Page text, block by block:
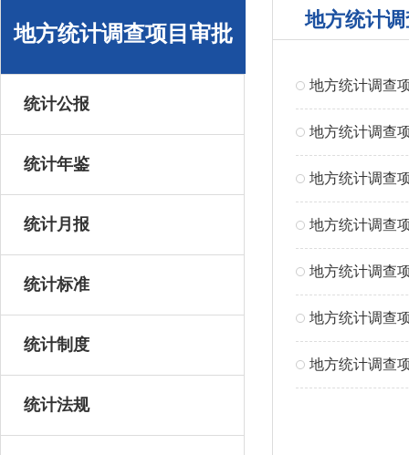
地方统计调查项目审批
统计公报
统计年鉴
统计月报
统计标准
统计制度
统计法规
地方统计
地方统计调查
地方统计调查
地方统计调查
地方统计调查
地方统计调查
地方统计调查
地方统计调查